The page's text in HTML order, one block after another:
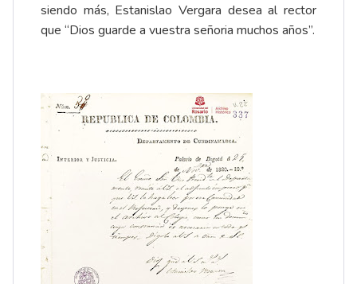
siendo más, Estanislao Vergara desea al rector
que “Dios guarde a vuestra señoria muchos años”.